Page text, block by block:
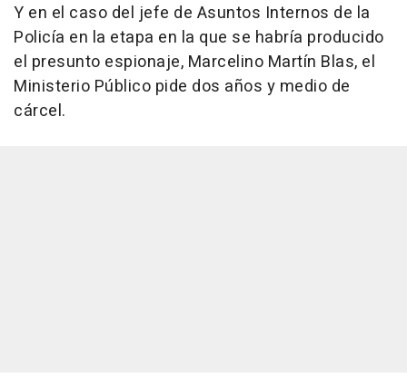
Y en el caso del jefe de Asuntos Internos de la
Policía en la etapa en la que se habría producido
el presunto espionaje, Marcelino Martín Blas, el
Ministerio Público pide dos años y medio de
cárcel.